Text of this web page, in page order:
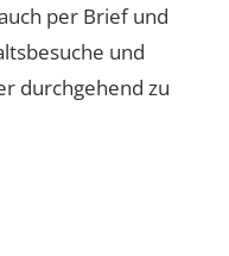
per Brief und
und
durchgehend zu